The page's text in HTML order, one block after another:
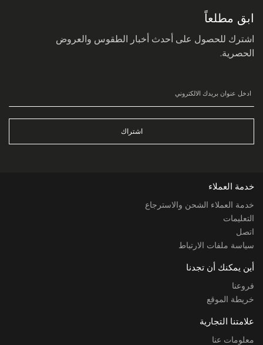
ابق مطلعاً
اشترك للحصول على أحدث أخبار الطقوس والعروض
الحصرية.
اشتراك
خدمة العملاء
خدمة العملاء الشحن والاسترجاع
التعليمات
اتصل
سياسة ملفات الارتباط
أين يمكنك أن تجدنا
فروعنا
خريطة الموقع
علامتنا التجارية
معلومات عنا